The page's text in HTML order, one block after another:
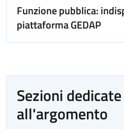
Funzione pubblica:
piattaforma GEDAP
Sezioni dedicate
all'argomento